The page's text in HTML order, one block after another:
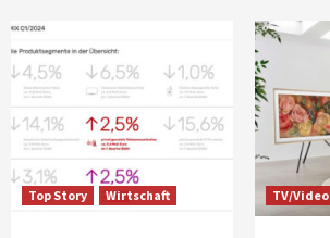
Top Story Wirtschaft TV/Video